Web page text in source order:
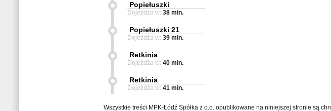
Popiełuszki
Dojeżdża w: 38 min.
Popiełuszki 21
Dojeżdża w: 39 min.
Retkinia
Dojeżdża w: 40 min.
Retkinia
Dojeżdża w: 41 min.
Wszystkie treści MPK-Łódź Spółka z o.o. opublikowane na niniejszej stronie są